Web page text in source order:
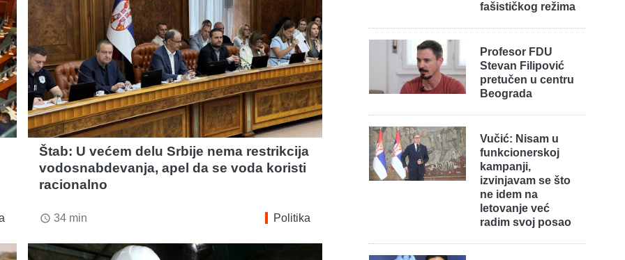
Štab: U većem delu Srbije nema restrikcija
vodosnabdevanja, apel da se voda koristi
racionalno
access_time 34 min Politika
fašističkog režima
Profesor FDU
Stevan Filipović
pretučen u centru
Beograda
Vučić: Nisam u
funkcionerskoj
kampanji,
izvinjavam se što
ne idem na
letovanje već
radim svoj posao